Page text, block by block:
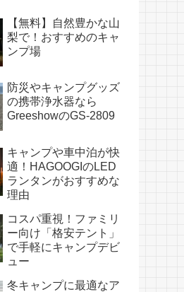
【無料】自然豊かな山
梨で！おすすめのキャ
ンプ場
防災やキャンプグッズ
の携帯浄水器なら
GreeshowのGS-2809
キャンプや車中泊が快
適！HAGOOGIのLED
ランタンがおすすめな
理由
コスパ重視！ファミリ
ー向け「格安テント」
で手軽にキャンプデビ
ュー
冬キャンプに最適なア